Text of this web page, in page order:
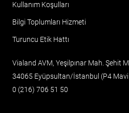
Kullanım Koşulları
Bilgi Toplumları Hizmeti
Turuncu Etik Hattı
Vialand AVM, Yeşilpınar Mah. Şehit
34065 Eyüpsultan/İstanbul (P4
0 (216) 706 51 50